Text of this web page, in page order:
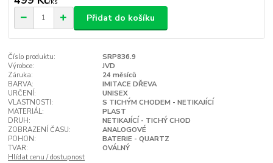
Přidat do košíku
Číslo produktu:
SRP836.9
Výrobce:
JVD
Záruka:
24 měsíců
BARVA:
IMITACE DŘEVA
URČENÍ:
UNISEX
VLASTNOSTI:
S TICHÝM CHODEM - NETIKAJÍCÍ
MATERIÁL:
PLAST
DRUH:
NETIKAJÍCÍ - TICHÝ CHOD
ZOBRAZENÍ ČASU:
ANALOGOVÉ
POHON:
BATERIE - QUARTZ
TVAR:
OVÁLNÝ
Hlídat cenu / dostupnost